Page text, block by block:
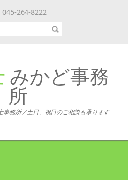
045-264-8222
みかど事務
所
事務所／土日、祝日のご相談も承ります